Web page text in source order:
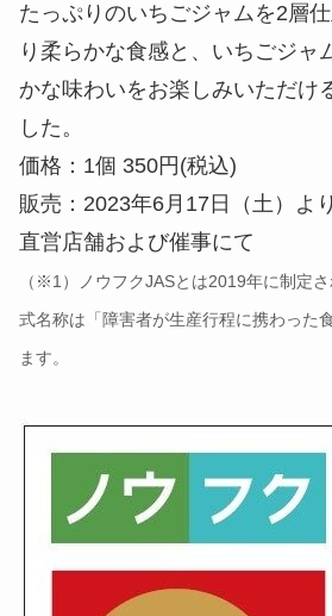
たっぷりのいちごジャムを2層
り柔らかな食感と、いちごジャ
かな味わいをお楽しみいただけ
した。
価格：1個 350円(税込)
販売：2023年6月17日（土）よ
直営店舗および催事にて
（※1）ノウフクJASとは2019年に制定
式名称は「障害者が生産行程に携わった
ます。